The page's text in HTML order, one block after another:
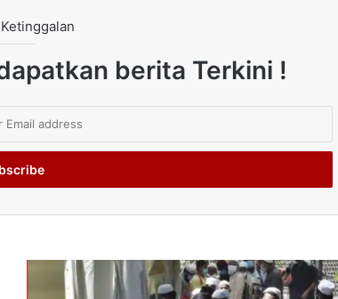
berita Terkini !